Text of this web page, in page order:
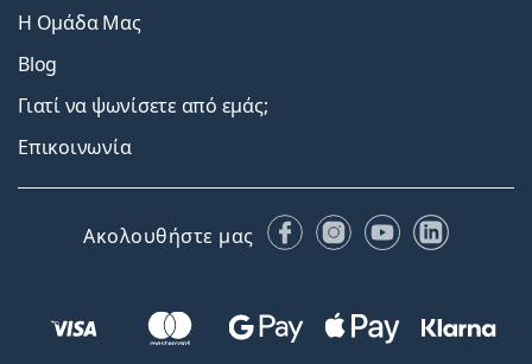
Η Ομάδα Μας
Blog
Γιατί να ψωνίσετε από εμάς;
Επικοινωνία
Ακολουθήστε μας FacebookInstagram
YouTubeLinkedIn